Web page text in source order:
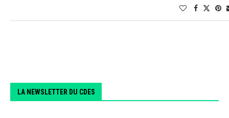
LA NEWSLETTER DU CDES